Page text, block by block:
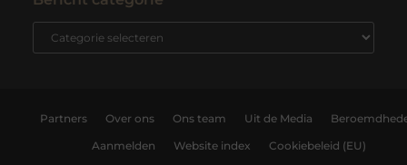
Partners Over ons Ons team Uit de Media
Aanmelden Website index Cookiebeleid (EU)